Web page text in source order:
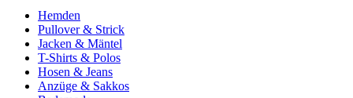
Hemden
Pullover & Strick
Jacken & Mäntel
T-Shirts & Polos
Hosen & Jeans
Anzüge & Sakkos